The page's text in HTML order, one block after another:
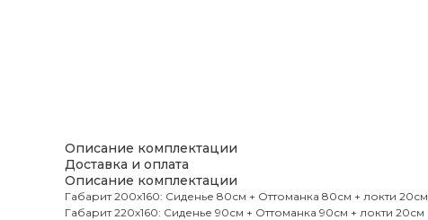
Описание комплектации
Доставка и оплата
Описание комплектации
Габарит 200х160: Сиденье 80см + Оттоманка 80см + локти 20см
Габарит 220х160: Сиденье 90см + Оттоманка 90см + локти 20см